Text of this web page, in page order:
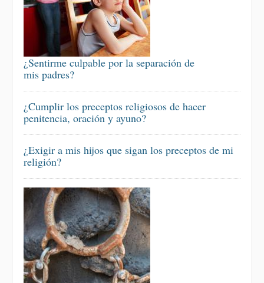
¿Sentirme culpable por la separación de
mis padres?
¿Cumplir los preceptos religiosos de hacer
penitencia, oración y ayuno?
¿Exigir a mis hijos que sigan los preceptos de mi
religión?